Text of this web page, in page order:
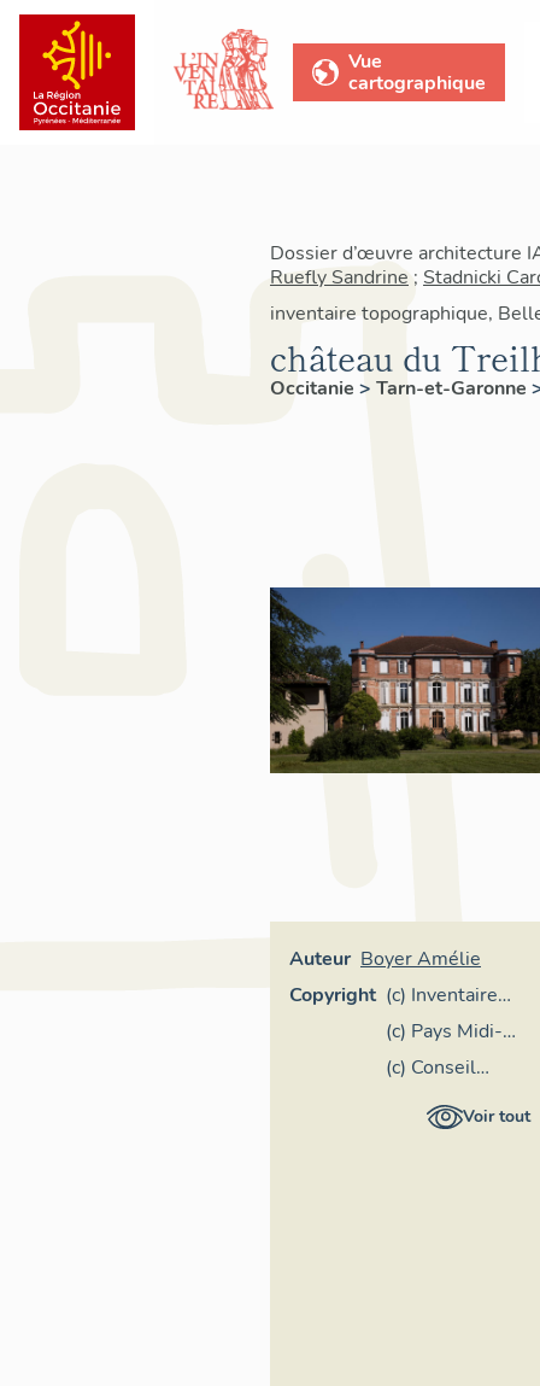
Vue
cartographique
Dossier d’œuvre architecture
Ruefly Sandrine ; Stadnicki
inventaire topographique,
château du
Occitanie > Tarn-et-Garonne
Auteur Boyer Amélie
Copyright (c) Inventaire
général Région
Occitanie
(c) Pays Midi-
Quercy
(c) Conseil
départemental
Voir tout